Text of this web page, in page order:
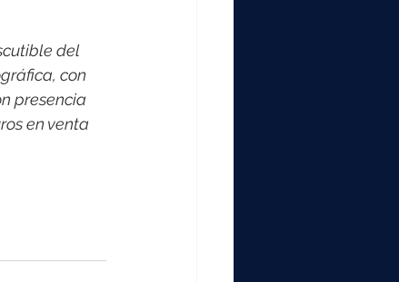
del
con
presencia
en venta